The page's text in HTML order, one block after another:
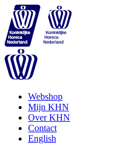
Webshop
Mijn KHN
Over KHN
Contact
English